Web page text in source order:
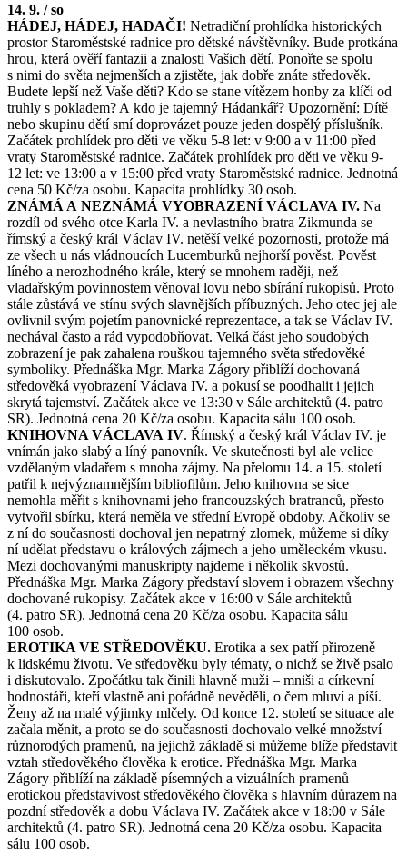
14. 9. / so
HÁDEJ, HÁDEJ, HADAČI! Netradiční prohlídka historických
prostor Staroměstské radnice pro dětské návštěvníky. Bude protkána
hrou, která ověří fantazii a znalosti Vašich dětí. Ponořte se spolu
s nimi do světa nejmenších a zjistěte, jak dobře znáte středověk.
Budete lepší než Vaše děti? Kdo se stane vítězem honby za klíči od
truhly s pokladem? A kdo je tajemný Hádankář? Upozornění: Dítě
nebo skupinu dětí smí doprovázet pouze jeden dospělý příslušník.
Začátek prohlídek pro děti ve věku 5-8 let: v 9:00 a v 11:00 před
vraty Staroměstské radnice. Začátek prohlídek pro děti ve věku 9-
12 let: ve 13:00 a v 15:00 před vraty Staroměstské radnice. Jednotná
cena 50 Kč/za osobu. Kapacita prohlídky 30 osob.
ZNÁMÁ A NEZNÁMÁ VYOBRAZENÍ VÁCLAVA IV. Na
rozdíl od svého otce Karla IV. a nevlastního bratra Zikmunda se
římský a český král Václav IV. netěší velké pozornosti, protože má
ze všech u nás vládnoucích Lucemburků nejhorší pověst. Pověst
líného a nerozhodného krále, který se mnohem raději, než
vladařským povinnostem věnoval lovu nebo sbírání rukopisů. Proto
stále zůstává ve stínu svých slavnějších příbuzných. Jeho otec jej ale
ovlivnil svým pojetím panovnické reprezentace, a tak se Václav IV.
nechával často a rád vypodobňovat. Velká část jeho soudobých
zobrazení je pak zahalena rouškou tajemného světa středověké
symboliky. Přednáška Mgr. Marka Zágory přiblíží dochovaná
středověká vyobrazení Václava IV. a pokusí se poodhalit i jejich
skrytá tajemství. Začátek akce ve 13:30 v Sále architektů (4. patro
SR). Jednotná cena 20 Kč/za osobu. Kapacita sálu 100 osob.
KNIHOVNA VÁCLAVA IV. Římský a český král Václav IV. je
vnímán jako slabý a líný panovník. Ve skutečnosti byl ale velice
vzdělaným vladařem s mnoha zájmy. Na přelomu 14. a 15. století
patřil k nejvýznamnějším bibliofilům. Jeho knihovna se sice
nemohla měřit s knihovnami jeho francouzských bratranců, přesto
vytvořil sbírku, která neměla ve střední Evropě obdoby. Ačkoliv se
z ní do současnosti dochoval jen nepatrný zlomek, můžeme si díky
ní udělat představu o králových zájmech a jeho uměleckém vkusu.
Mezi dochovanými manuskripty najdeme i několik skvostů.
Přednáška Mgr. Marka Zágory představí slovem i obrazem všechny
dochované rukopisy. Začátek akce v 16:00 v Sále architektů
(4. patro SR). Jednotná cena 20 Kč/za osobu. Kapacita sálu
100 osob.
EROTIKA VE STŘEDOVĚKU. Erotika a sex patří přirozeně
k lidskému životu. Ve středověku byly tématy, o nichž se živě psalo
i diskutovalo. Zpočátku tak činili hlavně muži – mniši a církevní
hodnostáři, kteří vlastně ani pořádně nevěděli, o čem mluví a píší.
Ženy až na malé výjimky mlčely. Od konce 12. století se situace ale
začala měnit, a proto se do současnosti dochovalo velké množství
různorodých pramenů, na jejichž základě si můžeme blíže představit
vztah středověkého člověka k erotice. Přednáška Mgr. Marka
Zágory přiblíží na základě písemných a vizuálních pramenů
erotickou představivost středověkého člověka s hlavním důrazem na
pozdní středověk a dobu Václava IV. Začátek akce v 18:00 v Sále
architektů (4. patro SR). Jednotná cena 20 Kč/za osobu. Kapacita
sálu 100 osob.